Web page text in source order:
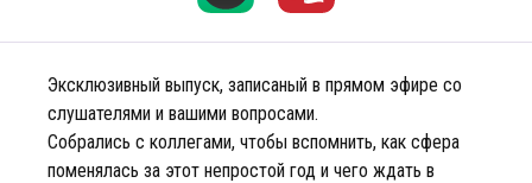
Эксклюзивный выпуск, записаный в прямом эфире со
слушателями и вашими вопросами.
Собрались с коллегами, чтобы вспомнить, как сфера
поменялась за этот непростой год и чего ждать в